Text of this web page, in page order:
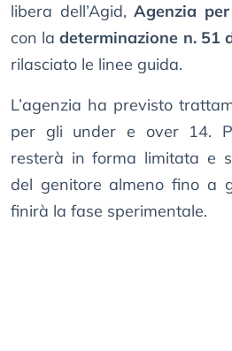
libera dell’Agid,Agenzia
con ladeterminazione n. 51
rilasciato le linee guida.
L’agenzia ha previsto
per gli under e over 14.
resterà in forma limitata e
del genitore almeno fino a
finirà la fase sperimentale.